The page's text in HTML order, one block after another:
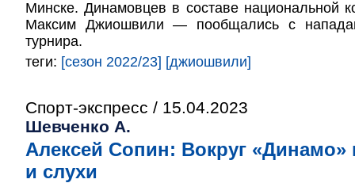
Минске. Динамовцев в составе национальной
Максим Джиошвили — пообщались с
турнира.
теги: [сезон 2022/23] [джиошвили]
Спорт-экспресс / 15.04.2023
Шевченко А.
Алексей Сопин: Вокруг «Динамо»
и слухи